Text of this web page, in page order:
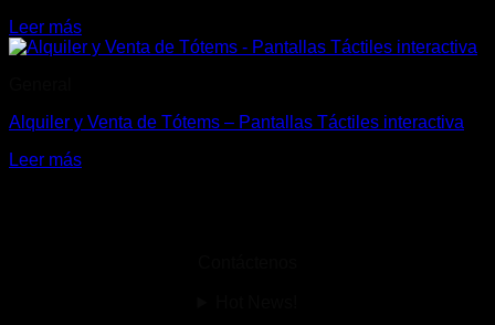
Leer más
Alquiler y Venta de Tótems – Pantallas Táctiles interactiva
Leer más